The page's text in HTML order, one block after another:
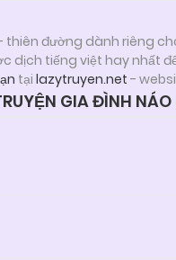
thiên đường dành riêng
dịch tiếng việt hay nhất
tại lazytruyen.net -
GIA ĐÌNH NÁO